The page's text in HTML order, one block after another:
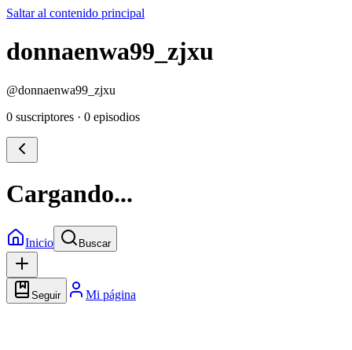
Saltar al contenido principal
donnaenwa99_zjxu
@donnaenwa99_zjxu
0 suscriptores · 0 episodios
Cargando...
Inicio Buscar
Seguir Mi página